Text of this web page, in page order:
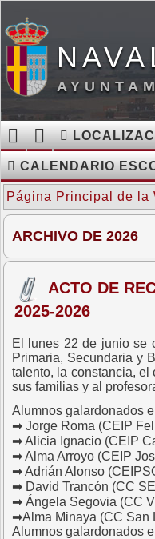
CALENDARIO
Página Principal de la
ARCHIVO DE 2026
ACTO DE
2025-2026
El lunes 22 de junio se
Primaria, Secundaria y
talento, la constancia, el
sus familias y al
Alumnos galardonados
➡ Jorge Roma (CEIP
➡ Alicia Ignacio (CEIP
➡ Alma Arroyo (CEIP
➡ Adrián Alonso
➡ David Trancón (CC
➡ Ángela Segovia (CC
➡Alma Minaya (CC San
Alumnos galardonados